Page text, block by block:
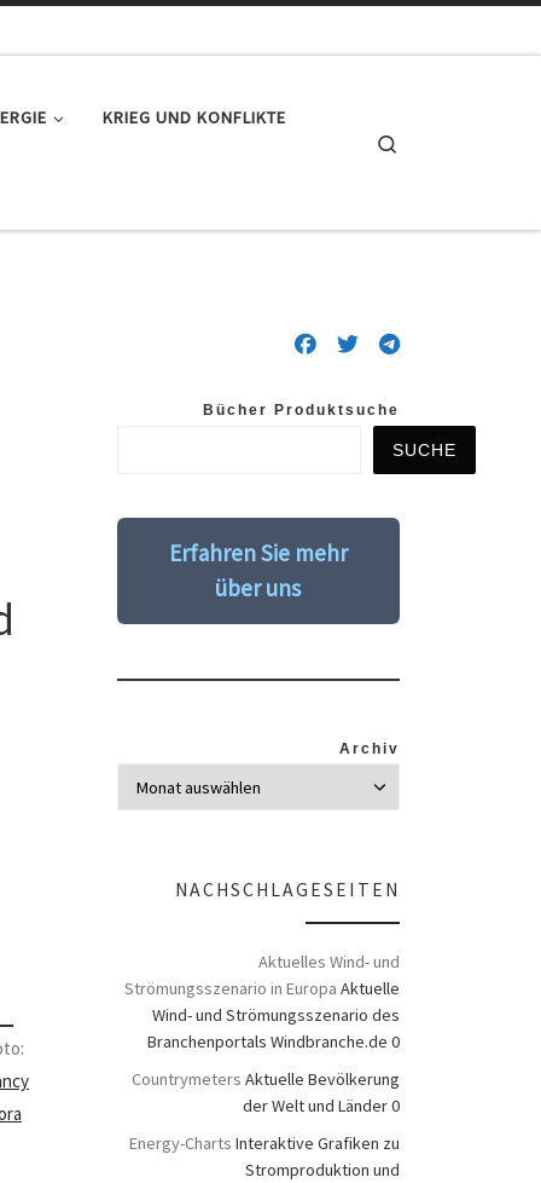
KRIEG UND KONFLIKTE
Bücher Produktsuche
SUCHE
Erfahren Sie mehr
über uns
Archiv
NACHSCHLAGESEITEN
Aktuelles Wind- und
Strömungsszenario in Europa Aktuelle
Wind- und Strömungsszenario des
Branchenportals Windbranche.de 0
Countrymeters Aktuelle Bevölkerung
der Welt und Länder 0
Energy-Charts Interaktive Grafiken zu
Stromproduktion und